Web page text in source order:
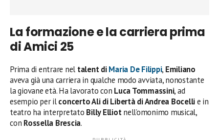
La formazione e la carriera prima
di Amici 25
Prima di entrare nel talent diMaria De Filippi, Emiliano
aveva già una carriera in qualche modo avviata, nonostante
la giovane età. Ha lavorato con Luca Tommassini, ad
esempio per ilconcerto Ali di Libertà di Andrea Bocellie in
teatro ha interpretato Billy Elliotnell’omonimo musical,
con Rossella Brescia.